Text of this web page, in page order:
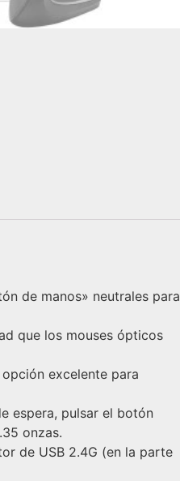
de manos» neutrales para
que los mouses ópticos
excelente para
espera, pulsar el botón
onzas.
de USB 2.4G (en la parte